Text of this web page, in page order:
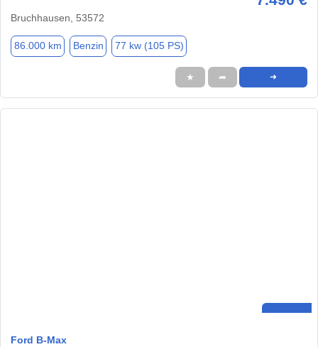
Bruchhausen, 53572
86.000 km Benzin 77 kw (105 PS)
★ ➦ ➜
Ford B-Max